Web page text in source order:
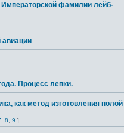
Императорской фамилии лейб-
авиации
Процесс лепки.
как метод изготовления полой
8 9 ]